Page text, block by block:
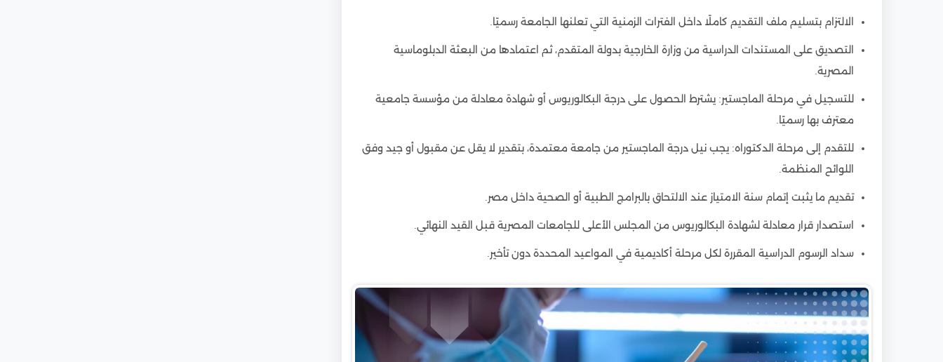
الالتزام بتسليم ملف التقديم كاملًا داخل الفترات الزمنية التي تعلنها الجامعة رسميًا.
التصديق على المستندات الدراسية من وزارة الخارجية بدولة المتقدم، ثم اعتمادها من البعثة الدبلوماسية
المصرية.
للتسجيل في مرحلة الماجستير: يشترط الحصول على درجة البكالوريوس أو شهادة معادلة من مؤسسة جامعية
معترف بها رسميًا.
للتقدم إلى مرحلة الدكتوراه: يجب نيل درجة الماجستير من جامعة معتمدة، بتقدير لا يقل عن مقبول أو جيد وفق
اللوائح المنظمة.
تقديم ما يثبت إتمام سنة الامتياز عند الالتحاق بالبرامج الطبية أو الصحية داخل مصر.
استصدار قرار معادلة لشهادة البكالوريوس من المجلس الأعلى للجامعات المصرية قبل القيد النهائي.
سداد الرسوم الدراسية المقررة لكل مرحلة أكاديمية في المواعيد المحددة دون تأخير.